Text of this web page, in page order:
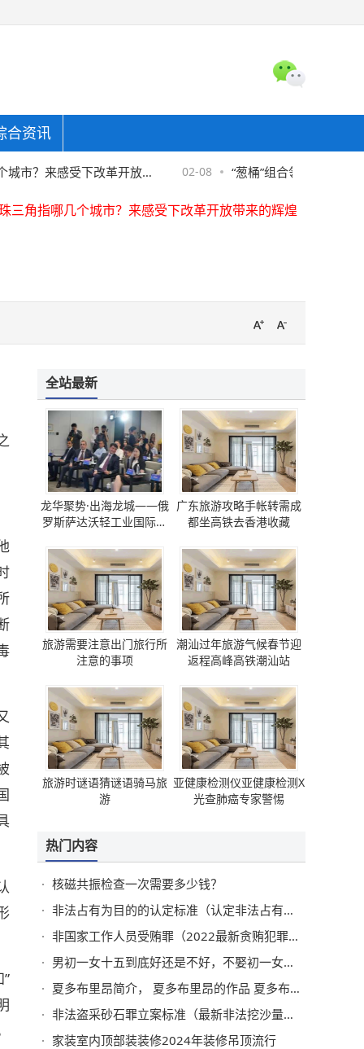
合资讯
？来感受下改革开放带 02-08 “葱桶”组合领衔中国花样滑
三角指哪几个城市？来感受下改革开放带来的辉煌
金融协助警方破获金融骗局，"反催收"套路须严防
三角指哪几个城市？来感受下改革开放带来的辉煌
全站最新
龙华聚势·出海龙城——俄
罗斯萨达沃轻工业国际论
广东旅游攻略手帐转需成
都坐高铁去香港收藏
旅游需要注意出门旅行所
注意的事项
潮汕过年旅游气候春节迎
返程高峰高铁潮汕站
旅游时谜语猜谜语骑马旅
游
亚健康检测仪亚健康检测X
光查肺癌专家警惕
热门内容
核磁共振检查一次需要多少钱？
非法占有为目的的认定标准（认定非法占有的故意）
非国家工作人员受贿罪（2022最新贪贿犯罪量刑标准）
男初一女十五到底好还是不好，不娶初一女不嫁十五男
夏多布里昂简介， 夏多布里昂的作品 夏多布里昂代表作
非法盗采砂石罪立案标准（最新非法挖沙量刑标准）
家装室内顶部装装修2024年装修吊顶流行